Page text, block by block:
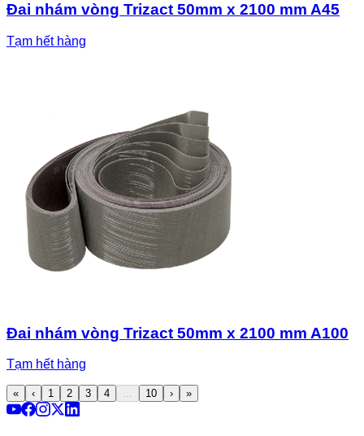
Đai nhám vòng Trizact 50mm x 2100 mm A45
Tạm hết hàng
Đai nhám vòng Trizact 50mm x 2100 mm A100
Tạm hết hàng
« ‹ 1 2 3 4 ... 10 › »